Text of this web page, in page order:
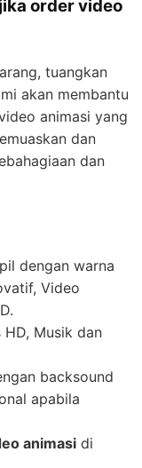
order video
tuangkan
akan membantu
animasi yang
dan
dan
dengan warna
Video
Musik dan
backsound
apabila
animasi di